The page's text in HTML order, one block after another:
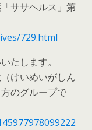
ササヘルス」第
729.html
たします。
けいめいがしん
のグループで